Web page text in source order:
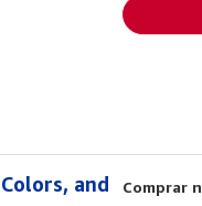
and
Comprar